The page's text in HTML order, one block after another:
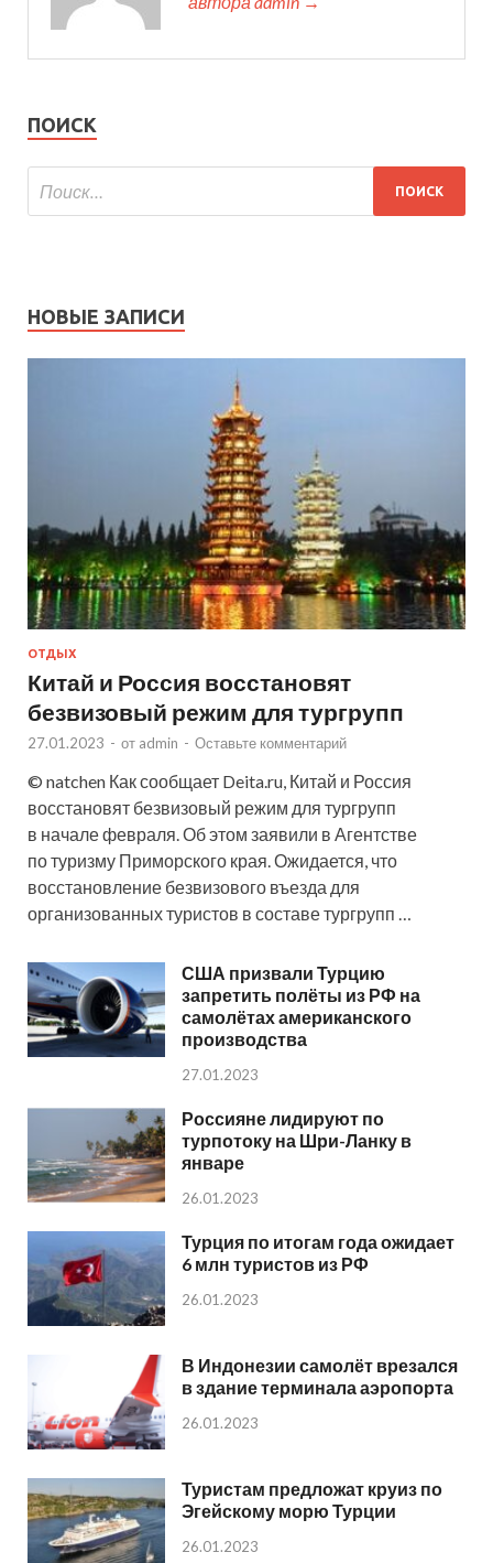
ПОИСК
НОВЫЕ ЗАПИСИ
ОТДЫХ
Китай и Россия восстановят
безвизовый режим для тургрупп
27.01.2023 - от admin - Оставьте комментарий
© natchen Как сообщает Deita.ru, Китай и Россия
восстановят безвизовый режим для тургрупп
в начале февраля. Об этом заявили в Агентстве
по туризму Приморского края. Ожидается, что
восстановление безвизового въезда для
организованных туристов в составе тургрупп …
США призвали Турцию
запретить полёты из РФ на
самолётах американского
производства
27.01.2023
Россияне лидируют по
турпотоку на Шри-Ланку в
январе
26.01.2023
Турция по итогам года ожидает
6 млн туристов из РФ
26.01.2023
В Индонезии самолёт врезался
в здание терминала аэропорта
26.01.2023
Туристам предложат круиз по
Эгейскому морю Турции
26.01.2023